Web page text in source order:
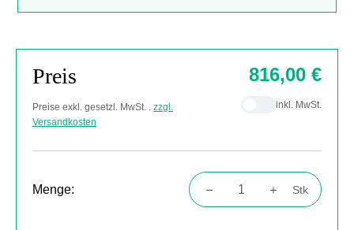
Preis
Preise exkl. gesetzl. MwSt. . zzgl.
Versandkosten
816,00 €
inkl. MwSt.
Menge:
Produkt Anzahl: Gib den gewünschten
Stk